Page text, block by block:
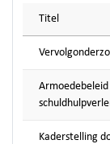
Titel
Armoedebeleid
Kaderstelling